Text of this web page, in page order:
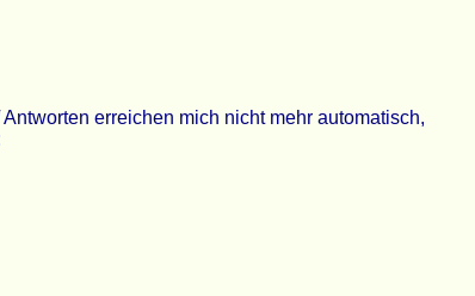
erreichen mich nicht mehr automatisch,